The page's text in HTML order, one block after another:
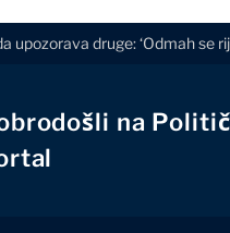
upozorava druge: ‘Odmah se
na